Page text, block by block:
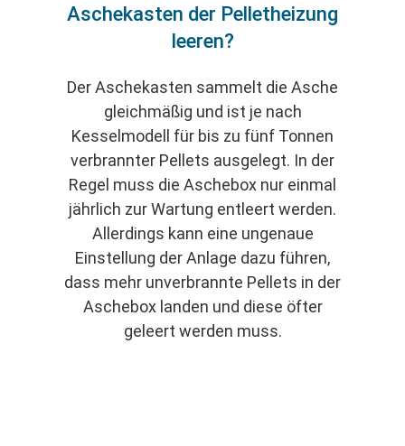
Aschekasten der Pelletheizung
leeren?
Der Aschekasten sammelt die Asche
gleichmäßig und ist je nach
Kesselmodell für bis zu fünf Tonnen
verbrannter Pellets ausgelegt. In der
Regel muss die Aschebox nur einmal
jährlich zur Wartung entleert werden.
Allerdings kann eine ungenaue
Einstellung der Anlage dazu führen,
dass mehr unverbrannte Pellets in der
Aschebox landen und diese öfter
geleert werden muss.